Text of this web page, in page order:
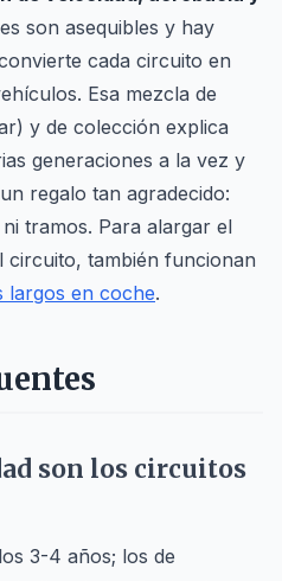
son asequibles y hay
cada circuito en
Esa mezcla de
y de colección explica
generaciones a la vez y
regalo tan agradecido:
tramos. Para alargar el
circuito, también funcionan
largos en coche.
son los circuitos
3-4 años; los de